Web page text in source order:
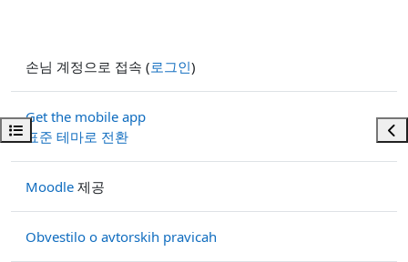
강의 목차 열기 블
손님 계정으로 접속 (로그인)
Get the mobile app
표준 테마로 전환
Moodle 제공
Obvestilo o avtorskih pravicah